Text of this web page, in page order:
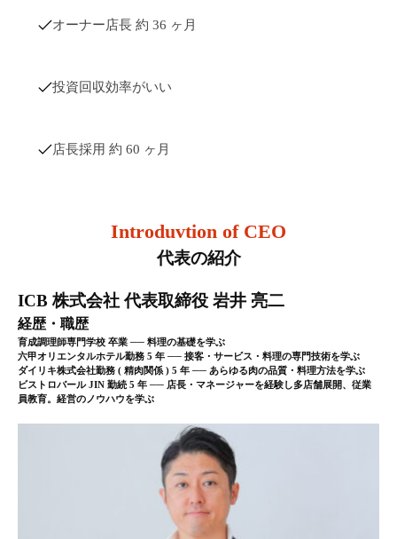
オーナー店長 約 36 ヶ月
投資回収効率がいい
店長採用 約 60 ヶ月
Introduvtion of CEO
代表の紹介
ICB 株式会社 代表取締役 岩井 亮二
経歴・職歴
育成調理師専門学校 卒業 ── 料理の基礎を学ぶ
六甲オリエンタルホテル勤務 5 年 ── 接客・サービス・料理の専門技術を学ぶ
ダイリキ株式会社勤務 ( 精肉関係 ) 5 年 ── あらゆる肉の品質・料理方法を学ぶ
ビストロバール JIN 勤続 5 年 ── 店長・マネージャーを経験し多店舗展開、従業
員教育。経営のノウハウを学ぶ